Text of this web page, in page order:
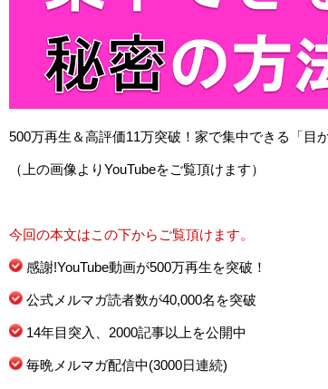
500万再生＆高評価11万突破！家で集中できる「目
（上の画像よりYouTubeをご覧頂けます）
今回の本文はこの下からご覧頂けます。
感謝!YouTube動画が500万再生を突破！
公式メルマガ読者数が40,000名を突破
14年目突入、2000記事以上を公開中
毎晩メルマガ配信中(3000日連続)